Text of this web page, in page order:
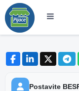
Postavite